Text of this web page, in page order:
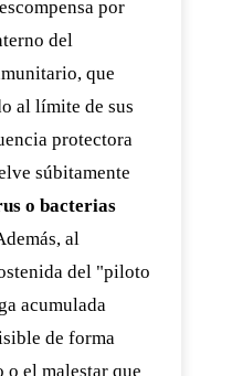
por
del
que
al límite de sus
protectora
súbitamente
o bacterias
al
del "piloto
acumulada
de forma
el malestar que